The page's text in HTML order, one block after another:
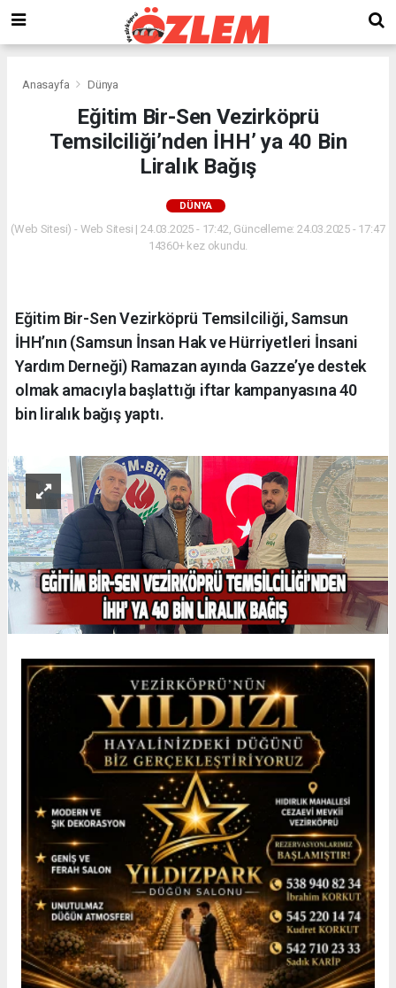
Anasayfa Dünya
Eğitim Bir-Sen Vezirköprü
Temsilciliği’nden İHH’ ya 40 Bin
Liralık Bağış
DÜNYA
(Web Sitesi) - Web Sitesi | 24.03.2025 - 17:42, Güncelleme: 24.03.2025 - 17:47
14360+ kez okundu.
Eğitim Bir-Sen Vezirköprü Temsilciliği, Samsun
İHH’nın (Samsun İnsan Hak ve Hürriyetleri İnsani
Yardım Derneği) Ramazan ayında Gazze’ye destek
olmak amacıyla başlattığı iftar kampanyasına 40
bin liralık bağış yaptı.